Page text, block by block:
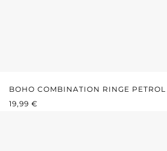
BOHO COMBINATION RINGE PETROL
REGULÄRER PREIS:
19,99 €